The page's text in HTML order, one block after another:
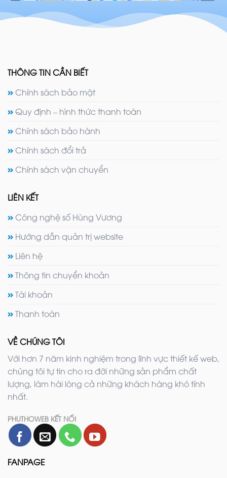
THÔNG TIN CẦN BIẾT
Chính sách bảo mật
Quy định – hình thức thanh toán
Chính sách bảo hành
Chính sách đổi trả
Chính sách vận chuyển
LIÊN KẾT
Công nghệ số Hùng Vương
Hướng dẫn quản trị website
Liên hệ
Thông tin chuyển khoản
Tài khoản
Thanh toán
VỀ CHÚNG TÔI
Với hơn 7 năm kinh nghiệm trong lĩnh vực thiết kế web,
chúng tôi tự tin cho ra đời những sản phẩm chất
lượng, làm hài lòng cả những khách hàng khó tính
nhất.
PHUTHOWEB KẾT NỐI
FANPAGE